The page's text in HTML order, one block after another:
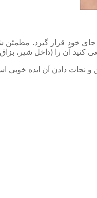
خود قرار گیرد. مطمئن
کنید آن را (داخل شیر،
و نجات دادن آن ایده خوبی